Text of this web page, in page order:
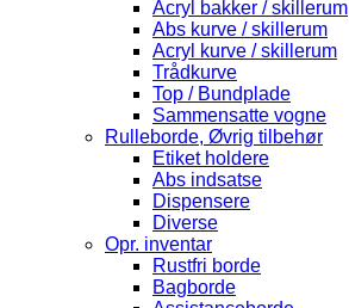
Acryl bakker / skillerum
Abs kurve / skillerum
Acryl kurve / skillerum
Trådkurve
Top / Bundplade
Sammensatte vogne
Rulleborde, Øvrig tilbehør
Etiket holdere
Abs indsatse
Dispensere
Diverse
Opr. inventar
Rustfri borde
Bagborde